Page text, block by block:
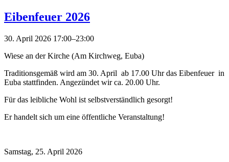
Eibenfeuer 2026
30. April 2026 17:00–23:00
Wiese an der Kirche (Am Kirchweg, Euba)
Traditionsgemäß wird am 30. April ab 17.00 Uhr das Eibenfeuer in
Euba stattfinden. Angezündet wir ca. 20.00 Uhr.
Für das leibliche Wohl ist selbstverständlich gesorgt!
Er handelt sich um eine öffentliche Veranstaltung!
Samstag, 25. April 2026